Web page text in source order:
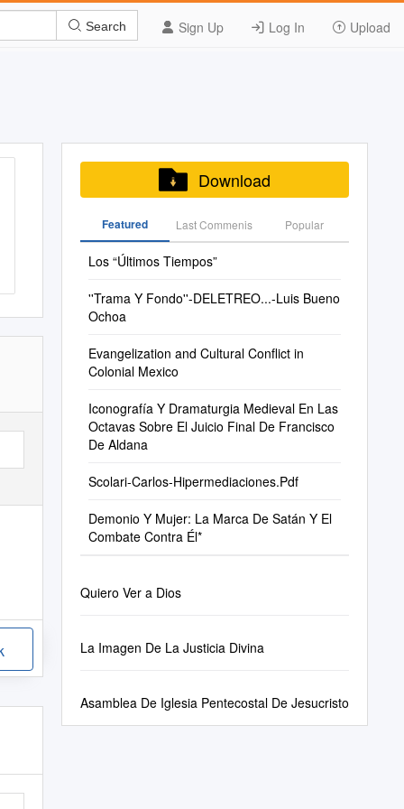
Sign Up Log In Upload
Search
Download
Featured Last Commenis Popular
Los “Últimos Tiempos”
''Trama Y Fondo''-DELETREO...-Luis Bueno
Ochoa
Evangelization and Cultural Conflict in
Colonial Mexico
Iconografía Y Dramaturgia Medieval En Las
Octavas Sobre El Juicio Final De Francisco
De Aldana
Scolari-Carlos-Hipermediaciones.Pdf
Demonio Y Mujer: La Marca De Satán Y El
Combate Contra Él*
Quiero Ver a Dios
La Imagen De La Justicia Divina
Asamblea De Iglesia Pentecostal De Jesucristo